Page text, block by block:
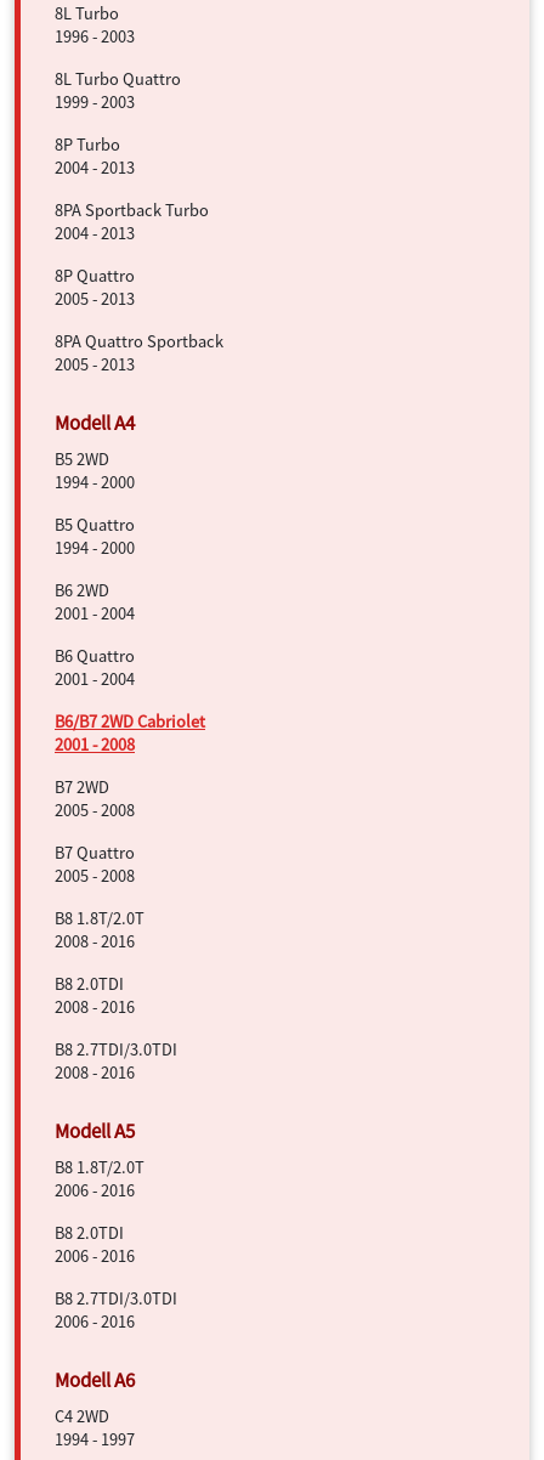
8L Turbo
1996 - 2003
8L Turbo Quattro
1999 - 2003
8P Turbo
2004 - 2013
8PA Sportback Turbo
2004 - 2013
8P Quattro
2005 - 2013
8PA Quattro Sportback
2005 - 2013
B5 2WD
1994 - 2000
B5 Quattro
1994 - 2000
B6 2WD
2001 - 2004
B6 Quattro
2001 - 2004
B6/B7 2WD Cabriolet
2001 - 2008
B7 2WD
2005 - 2008
B7 Quattro
2005 - 2008
B8 1.8T/2.0T
2008 - 2016
B8 2.0TDI
2008 - 2016
B8 2.7TDI/3.0TDI
2008 - 2016
B8 1.8T/2.0T
2006 - 2016
B8 2.0TDI
2006 - 2016
B8 2.7TDI/3.0TDI
2006 - 2016
C4 2WD
1994 - 1997